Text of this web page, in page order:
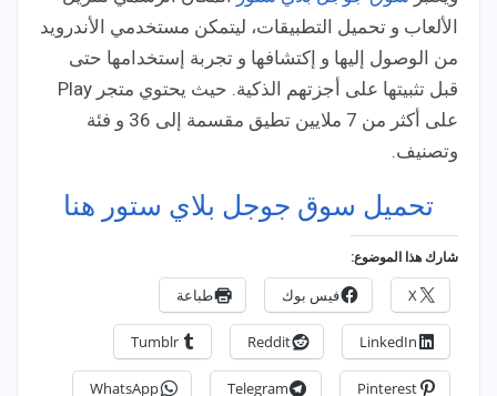
الألعاب و تحميل التطبيقات، ليتمكن مستخدمي الأندرويد
من الوصول إليها و إكتشافها و تجربة إستخدامها حتى
قبل تثبيتها على أجزتهم الذكية. حيث يحتوي متجر Play
على أكثر من 7 ملايين تطيق مقسمة إلى 36 و فئة
وتصنيف.
تحميل سوق جوجل بلاي ستور هنا
شارك هذا الموضوع:
X فيس بوك طباعة
LinkedIn
Reddit
Tumblr
Pinterest
Telegram
WhatsApp